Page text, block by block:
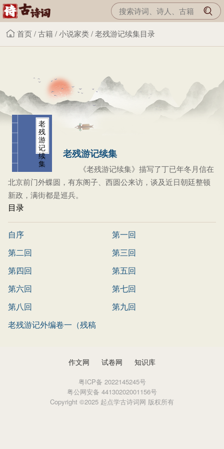
首页/古籍 /小说家类/老残游记续集目录
老
残
游
记
续
集
老残游记续集
《老残游记续集》描写了丁已年冬月信在
北京前门外蝶圆，有东阁子、西圆公来访，谈及近日朝廷整顿
新政，满街都是巡兵。
目录
自序
第一回
第二回
第三回
第四回
第五回
第六回
第七回
第八回
第九回
老残游记外编卷一（残稿
作文网 试卷网 知识库
粤ICP备 2022145245号
粤公网安备 44130202001156号
Copyright ©2025 起点学古诗词网 版权所有